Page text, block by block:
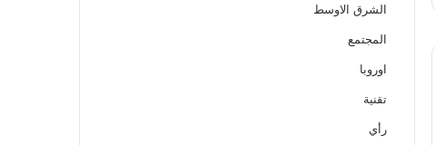
الشرق الاوسط
المجتمع
اوروبا
تقنية
رأي